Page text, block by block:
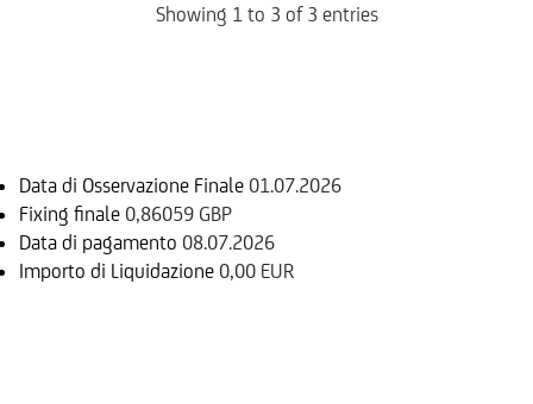
Showing 1 to 3 of 3 entries
Data di Osservazione Finale 01.07.2026
Fixing finale 0,86059 GBP
Data di pagamento 08.07.2026
Importo di Liquidazione 0,00 EUR